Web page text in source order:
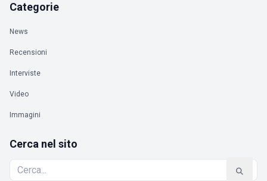
Categorie
News
Recensioni
Interviste
Video
Immagini
Cerca nel sito